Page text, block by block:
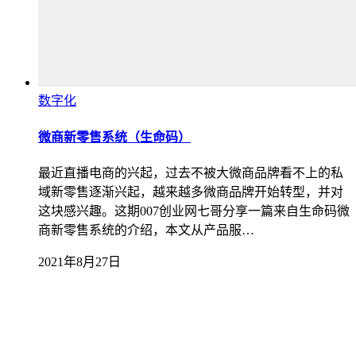
数字化
微商新零售系统（生命码）
最近直播电商的兴起，过去不被大微商品牌看不上的私
域新零售逐渐兴起，越来越多微商品牌开始转型，并对
这块感兴趣。这期007创业网七哥分享一篇来自生命码微
商新零售系统的介绍，本文从产品服…
2021年8月27日